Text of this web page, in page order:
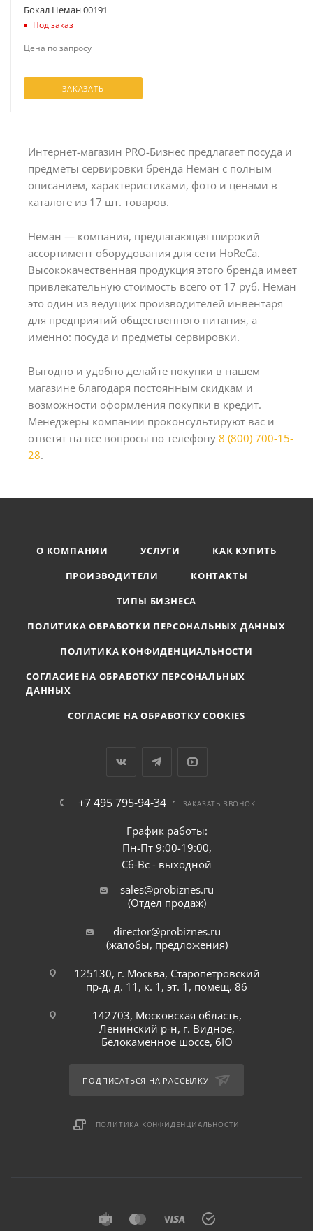
Бокал Неман 00191
Под заказ
Цена по запросу
ЗАКАЗАТЬ
Интернет-магазин PRO-Бизнес предлагает посуда и
предметы сервировки бренда Неман с полным
описанием, характеристиками, фото и ценами в
каталоге из 17 шт. товаров.
Неман — компания, предлагающая широкий
ассортимент оборудования для сети HoReCa.
Высококачественная продукция этого бренда имеет
привлекательную стоимость всего от 17 руб. Неман
это один из ведущих производителей инвентаря
для предприятий общественного питания, а
именно: посуда и предметы сервировки.
Выгодно и удобно делайте покупки в нашем
магазине благодаря постоянным скидкам и
возможности оформления покупки в кредит.
Менеджеры компании проконсультируют вас и
ответят на все вопросы по телефону 8 (800) 700-15-
28.
О КОМПАНИИ УСЛУГИ
КАК КУПИТЬ
ПРОИЗВОДИТЕЛИ
КОНТАКТЫ
ТИПЫ БИЗНЕСА
ПОЛИТИКА ОБРАБОТКИ ПЕРСОНАЛЬНЫХ ДАННЫХ
ПОЛИТИКА КОНФИДЕНЦИАЛЬНОСТИ
СОГЛАСИЕ НА ОБРАБОТКУ ПЕРСОНАЛЬНЫХ
ДАННЫХ
СОГЛАСИЕ НА ОБРАБОТКУ COOKIES
+7 495 795-94-34 ЗАКАЗАТЬ ЗВОНОК
График работы:
Пн-Пт 9:00-19:00,
Сб-Вс - выходной
sales@probiznes.ru
(Отдел продаж)
director@probiznes.ru
(жалобы, предложения)
125130, г. Москва, Старопетровский
пр-д, д. 11, к. 1, эт. 1, помещ. 86
142703, Московская область,
Ленинский р-н, г. Видное,
Белокаменное шоссе, 6Ю
ПОДПИСАТЬСЯ НА РАССЫЛКУ
ПОЛИТИКА КОНФИДЕНЦИАЛЬНОСТИ